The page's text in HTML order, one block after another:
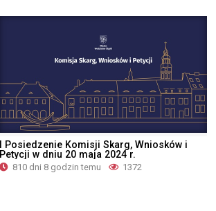
I Posiedzenie Komisji Skarg, Wniosków i
Petycji w dniu 20 maja 2024 r.
810 dni 8 godzin temu 1372